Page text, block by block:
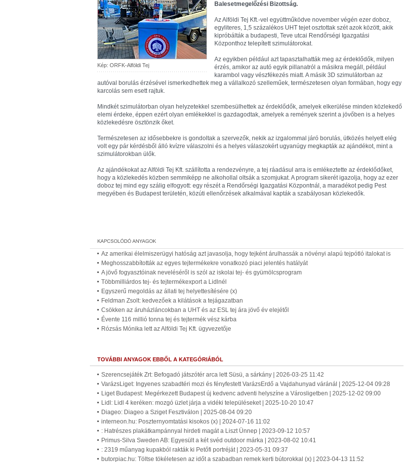
Kép: ORFK-Alföldi Tej
Balesetmegelőzési Bizottság.
Az Alföldi Tej Kft.-vel együttműködve november végén ezer doboz,
egyliteres, 1,5 százalékos UHT tejet osztottak szét azok között, akik
kipróbálták a budapesti, Teve utcai Rendőrségi Igazgatási
Központhoz telepített szimulátorokat.
Az egyikben például azt tapasztalhatták meg az érdeklődők, milyen
érzés, amikor az autó egyik pillanatról a másikra megáll, például
karambol vagy vészfékezés miatt. A másik 3D szimulátorban az
autóval borulás érzésével ismerkedhettek meg a vállalkozó szelleműek, természetesen olyan formában, hogy egy
karcolás sem esett rajtuk.
Mindkét szimulátorban olyan helyzetekkel szembesülhettek az érdeklődők, amelyek elkerülése minden közlekedő
elemi érdeke, éppen ezért olyan emlékekkel is gazdagodtak, amelyek a remények szerint a jövőben is a helyes
közlekedésre ösztönzik őket.
Természetesen az idősebbekre is gondoltak a szervezők, nekik az izgalommal járó borulás, ütközés helyett elég
volt egy pár kérdésből álló kvízre válaszolni és a helyes válaszokért ugyanúgy megkapták az ajándékot, mint a
szimulátorokban ülők.
Az ajándékokat az Alföldi Tej Kft. szállította a rendezvényre, a tej ráadásul arra is emlékeztette az érdeklődőket,
hogy a közlekedés közben semmiképp ne alkohollal oltsák a szomjukat. A program sikerét igazolja, hogy az ezer
doboz tej mind egy szálig elfogyott: egy részét a Rendőrségi Igazgatási Központnál, a maradékot pedig Pest
megyében és Budapest területén, közúti ellenőrzések alkalmával kapták a szabályosan közlekedők.
Az amerikai élelmiszerügyi hatóság azt javasolja, hogy tejként árulhassák a növényi alapú tejpótló italokat is
Meghosszabbították az egyes tejtermékekre vonatkozó piaci jelentés hatályát
A jövő fogyasztóinak neveléséről is szól az iskolai tej- és gyümölcsprogram
Többmilliárdos tej- és tejtermékexport a Lidlnél
Egyszerű megoldás az állati tej helyettesítésére (x)
Feldman Zsolt: kedvezőek a kilátások a tejágazatban
Csökken az áruházláncokban a UHT és az ESL tej ára jövő év elejétől
Évente 116 millió tonna tej és tejtermék vész kárba
Rózsás Mónika lett az Alföldi Tej Kft. ügyvezetője
TOVÁBBI ANYAGOK EBBŐL A KATEGÓRIÁBÓL
Szerencsejáték Zrt: Befogadó játszótér arca lett Süsü, a sárkány | 2026-03-25 11:42
VarázsLiget: Ingyenes szabadtéri mozi és fényfestett VarázsErdő a Vajdahunyad váránál | 2025-12-04 09:28
Liget Budapest: Megérkezett Budapest új kedvenc adventi helyszíne a Városligetben | 2025-12-02 09:00
Lidl: Lidl 4 keréken: mozgó üzlet járja a vidéki településeket | 2025-10-20 10:47
Diageo: Diageo a Sziget Fesztiválon | 2025-08-04 09:20
interneon.hu: Poszternyomtatási kisokos (x) | 2024-07-16 11:02
: Hatrészes plakátkampánnyal hirdeti magát a Liszt Ünnep | 2023-09-12 10:57
Primus-Silva Sweden AB: Egyesült a két svéd outdoor márka | 2023-08-02 10:41
: 2319 műanyag kupakból rakták ki Petőfi portréját | 2023-05-31 09:37
butorpiac.hu: Töltse tökéletesen az időt a szabadban remek kerti bútorokkal (x) | 2023-04-13 11:52